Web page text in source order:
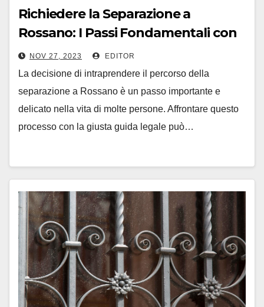
Richiedere la Separazione a
Rossano: I Passi Fondamentali con
l’Assistenza di un Legale
NOV 27, 2023 EDITOR
La decisione di intraprendere il percorso della
separazione a Rossano è un passo importante e
delicato nella vita di molte persone. Affrontare questo
processo con la giusta guida legale può…